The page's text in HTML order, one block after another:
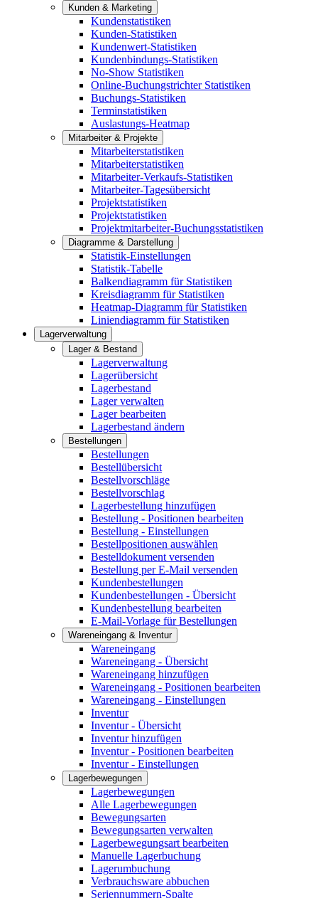
Kunden & Marketing
Kundenstatistiken
Kunden-Statistiken
Kundenwert-Statistiken
Kundenbindungs-Statistiken
No-Show Statistiken
Online-Buchungstrichter Statistiken
Buchungs-Statistiken
Terminstatistiken
Auslastungs-Heatmap
Mitarbeiter & Projekte
Mitarbeiterstatistiken
Mitarbeiterstatistiken
Mitarbeiter-Verkaufs-Statistiken
Mitarbeiter-Tagesübersicht
Projektstatistiken
Projektstatistiken
Projektmitarbeiter-Buchungsstatistiken
Diagramme & Darstellung
Statistik-Einstellungen
Statistik-Tabelle
Balkendiagramm für Statistiken
Kreisdiagramm für Statistiken
Heatmap-Diagramm für Statistiken
Liniendiagramm für Statistiken
Lagerverwaltung
Lager & Bestand
Lagerverwaltung
Lagerübersicht
Lagerbestand
Lager verwalten
Lager bearbeiten
Lagerbestand ändern
Bestellungen
Bestellungen
Bestellübersicht
Bestellvorschläge
Bestellvorschlag
Lagerbestellung hinzufügen
Bestellung - Positionen bearbeiten
Bestellung - Einstellungen
Bestellpositionen auswählen
Bestelldokument versenden
Bestellung per E-Mail versenden
Kundenbestellungen
Kundenbestellungen - Übersicht
Kundenbestellung bearbeiten
E-Mail-Vorlage für Bestellungen
Wareneingang & Inventur
Wareneingang
Wareneingang - Übersicht
Wareneingang hinzufügen
Wareneingang - Positionen bearbeiten
Wareneingang - Einstellungen
Inventur
Inventur - Übersicht
Inventur hinzufügen
Inventur - Positionen bearbeiten
Inventur - Einstellungen
Lagerbewegungen
Lagerbewegungen
Alle Lagerbewegungen
Bewegungsarten
Bewegungsarten verwalten
Lagerbewegungsart bearbeiten
Manuelle Lagerbuchung
Lagerumbuchung
Verbrauchsware abbuchen
Seriennummern-Spalte